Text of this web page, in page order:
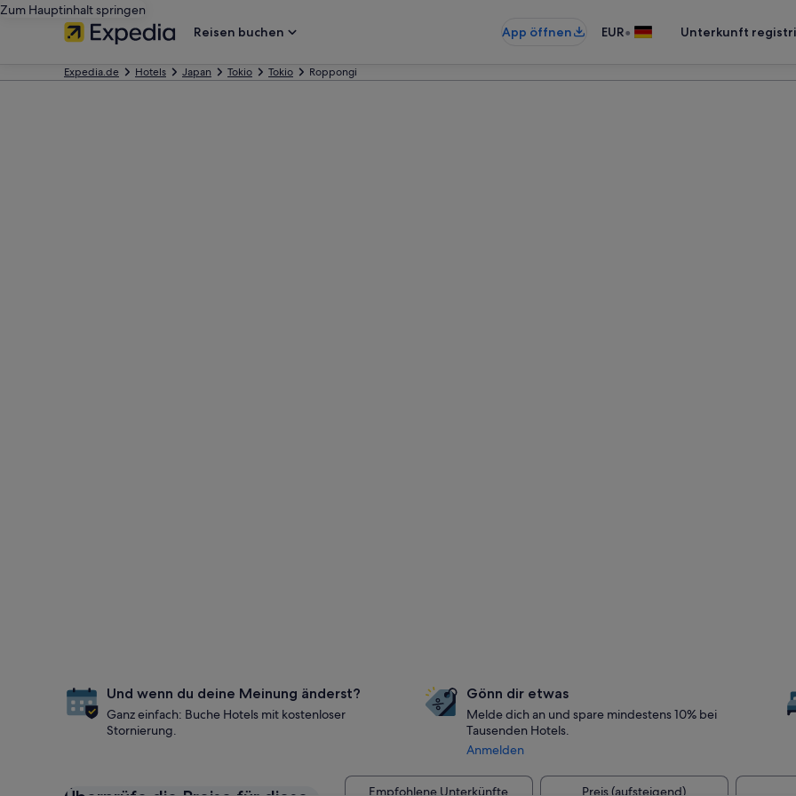
Zum Hauptinhalt springen
Reisen buchen
App öffnen EUR• Unterkunft
Expedia.de Hotels Japan Tokio Tokio Roppongi
Und wenn du deine Meinung änderst?
Ganz einfach: Buche Hotels mit kostenloser
Stornierung.
Gönn dir etwas
Melde dich an und spare mindestens 10% bei
Tausenden Hotels.
Anmelden
Empfohlene Unterkünfte Preis (aufsteigend)